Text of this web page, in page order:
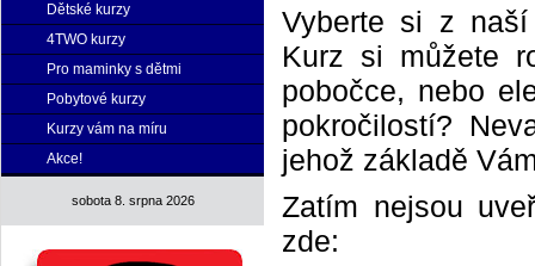
Dětské kurzy
4TWO kurzy
Pro maminky s dětmi
Pobytové kurzy
Kurzy vám na míru
Akce!
sobota 8. srpna 2026
Vyberte si z
Kurz si můžete
pobočce, nebo
pokročilostí?
jehož základě
Zatím nejsou
zde: